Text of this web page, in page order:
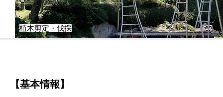
植木剪定・伐採
【基本情報】